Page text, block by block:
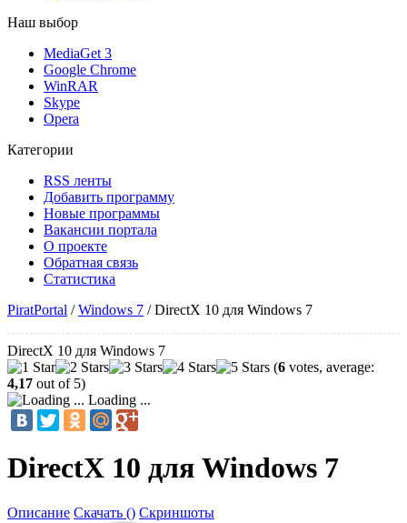
Наш выбор
MediaGet 3
Google Chrome
WinRAR
Skype
Opera
Категории
RSS ленты
Добавить программу
Новые программы
Вакансии портала
О проекте
Обратная связь
Статистика
PiratPortal /Windows 7 /DirectX 10 для Windows 7
DirectX 10 для Windows 7
(6 votes, average:
4,17 out of 5)
Loading ...
DirectX 10 для Windows 7
Описание Скачать () Скриншоты